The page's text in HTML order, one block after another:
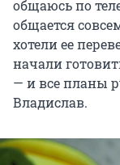
общаюсь по
общается
хотели ее
начали
— и все планы
Владислав.